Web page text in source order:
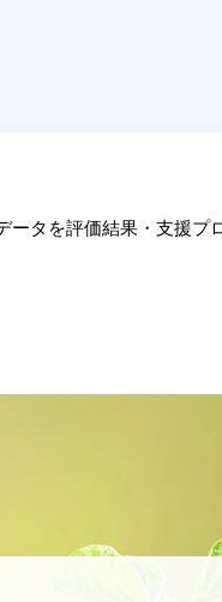
タを評価結果・支援プ